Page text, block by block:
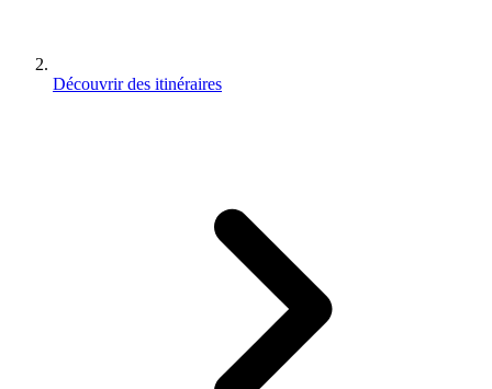
Découvrir des itinéraires